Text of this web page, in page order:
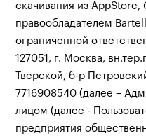
скачивания из
правообладателем
ограниченной
127051, г. Москва,
Тверской, б-р
7716908540 (далее –
лицом (далее -
предприятия